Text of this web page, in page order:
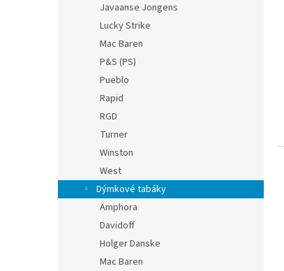
Javaanse Jongens
Lucky Strike
Mac Baren
P&S (PS)
Pueblo
Rapid
RGD
Turner
Winston
West
Dýmkové tabáky
Amphora
Davidoff
Holger Danske
Mac Baren